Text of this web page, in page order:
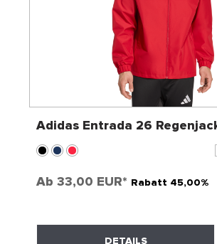
Adidas Entrada 26
Ab 33,00 EUR* Rabatt 45,00%
DETAILS